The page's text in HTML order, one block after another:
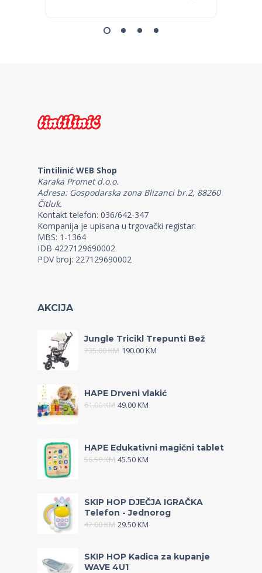
Tintilinić WEB Shop
Karaka Promet d.o.o.
Adresa: Gospodarska zona Blizanci br.2, 88260
Čitluk.
Kontakt telefon: 036/642-347
Kompanija je upisana u trgovački registar:
MBS: 1-1364
IDB 4227129690002
PDV broj: 227129690002
AKCIJA
Jungle Tricikl Trepunti Bež
235.00KM 190.00KM
HAPE Drveni vlakić
61.00KM 49.00KM
HAPE Edukativni magični tablet
56.50KM 45.50KM
SKIP HOP DJEČJA IGRAČKA
Telefon - Jednorog
42.00KM 29.50KM
SKIP HOP Kadica za kupanje
WAVE 4U1